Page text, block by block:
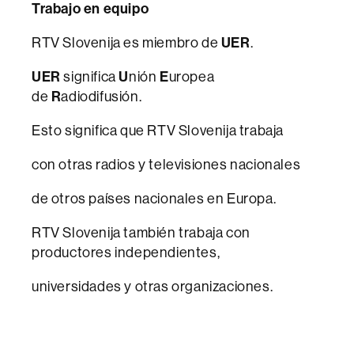
Trabajo en equipo
RTV Slovenija es miembro de UER.
UER significaUnión Europea
de Radiodifusión.
Esto significa que RTV Slovenija trabaja
con otras radios y televisiones nacionales
de otros países nacionales en Europa.
RTV Slovenija también trabaja con
productores independientes,
universidades y otras organizaciones.